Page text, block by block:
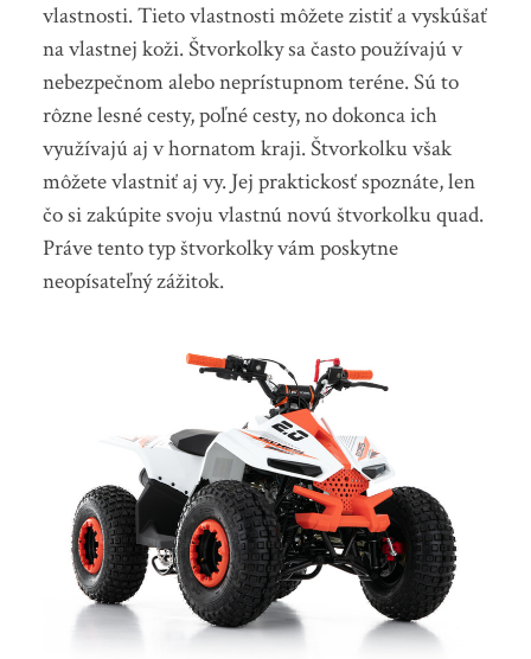
vlastnosti. Tieto vlastnosti môžete zistiť a vyskúšať
na vlastnej koži. Štvorkolky sa často používajú v
nebezpečnom alebo neprístupnom teréne.Sú to
rôzne lesné cesty, poľné cesty, no dokonca ich
využívajú aj v hornatom kraji. Štvorkolku však
môžete vlastniť aj vy. Jej praktickosť spoznáte, len
čo si zakúpite svoju vlastnú novú štvorkolku quad.
Práve tento typ štvorkolky vám poskytne
neopísateľný zážitok.